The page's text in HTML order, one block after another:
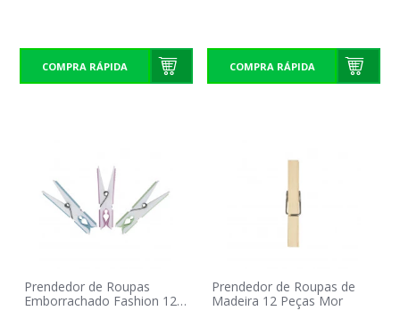
COMPRA RÁPIDA COMPRA RÁPIDA
Prendedor de Roupas
Emborrachado Fashion 12
Prendedor de Roupas de
Madeira 12 Peças Mor